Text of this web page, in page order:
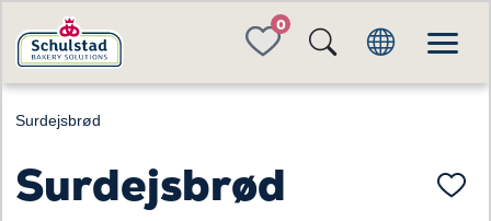
FAVORITES
Surdejsbrød
Surdejsbrød